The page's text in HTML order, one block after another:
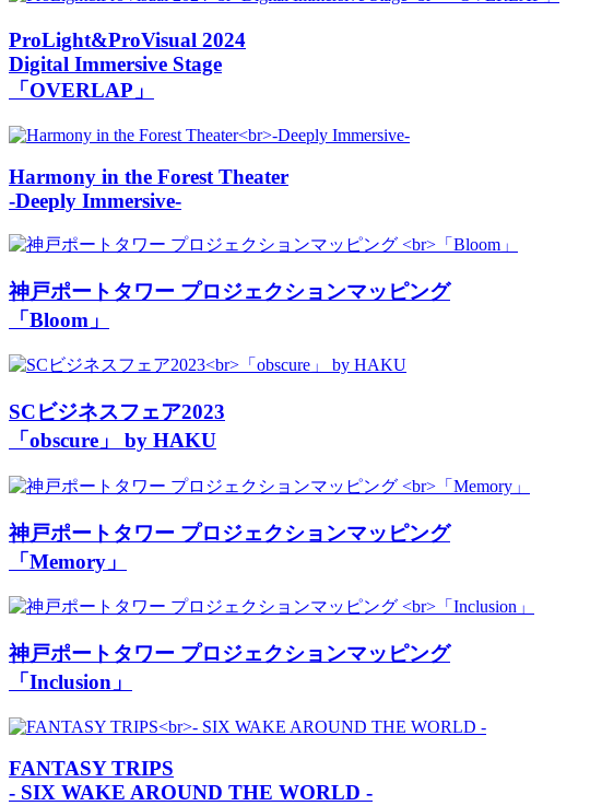
ProLight&ProVisual 2024
Digital Immersive Stage
「OVERLAP」
Harmony in the Forest Theater
-Deeply Immersive-
神戸ポートタワー プロジェクションマッピング
「Bloom」
SCビジネスフェア2023
「obscure」 by HAKU
神戸ポートタワー プロジェクションマッピング
「Memory」
神戸ポートタワー プロジェクションマッピング
「Inclusion」
FANTASY TRIPS
‐ SIX WAKE AROUND THE WORLD ‐